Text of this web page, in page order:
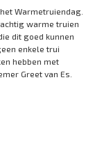
Warmetruiendag.
warme truien
dit goed kunnen
enkele trui
hebben met
Greet van Es.